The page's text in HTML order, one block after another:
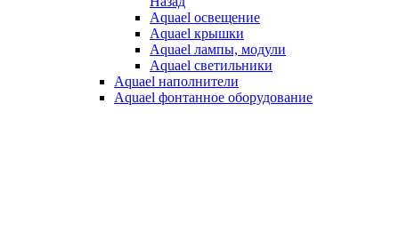
Aquael освещение
Aquael крышки
Aquael лампы, модули
Aquael светильники
Aquael наполнители
Aquael фонтанное оборудование